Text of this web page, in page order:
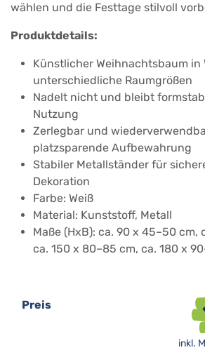
wählen und die Festtage stilvoll
Produktdetails:
Künstlicher Weihnachtsbaum in
unterschiedliche Raumgrößen
Nadelt nicht und bleibt
Nutzung
Zerlegbar und
platzsparende Aufbewahrung
Stabiler Metallständer für
Dekoration
Farbe: Weiß
Material: Kunststoff, Metall
Maße (HxB): ca. 90 x 45–50 cm,
ca. 150 x 80–85 cm, ca. 180 x
Preis
inkl.